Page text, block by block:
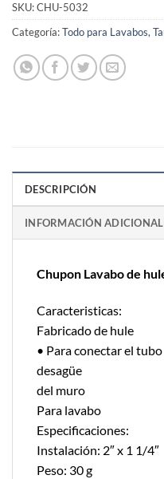
SKU:CHU-5032
Categoría:Todo para Lavabos,
DESCRIPCIÓN
INFORMACIÓN ADICIONAL
Chupon Lavabo de
Caracteristicas:
Fabricado de hule
• Para conectar el
desagüe
del muro
Para lavabo
Especificaciones:
Instalación: 2″ x 1 1/4″
Peso: 30 g